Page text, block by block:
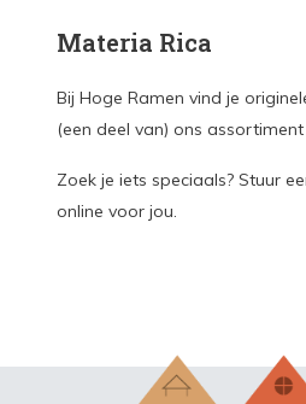
Materia Rica
Bij Hoge Ramen vind je
(een deel van) ons assortiment
Zoek je iets speciaals? Stuur
online voor jou.